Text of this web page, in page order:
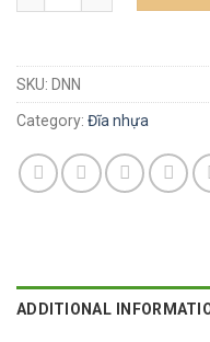
SKU: DNN
Category: Đĩa nhựa
ADDITIONAL